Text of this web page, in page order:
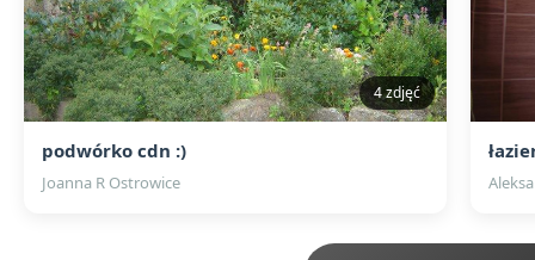
4 zdjęć
podwórko cdn :)
Joanna R Ostrowice